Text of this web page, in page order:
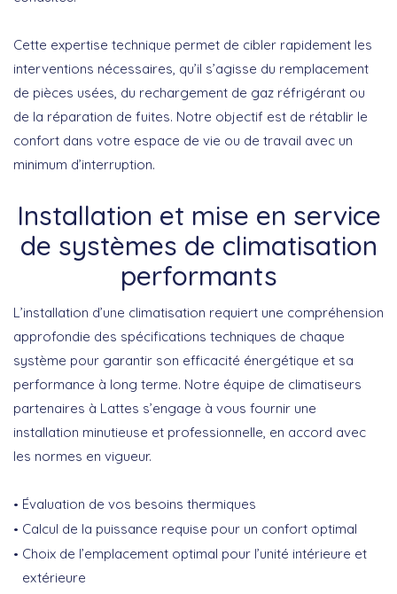
Cette expertise technique permet de cibler rapidement les
interventions nécessaires, qu’il s’agisse du remplacement
de pièces usées, du rechargement de gaz réfrigérant ou
de la réparation de fuites. Notre objectif est de rétablir le
confort dans votre espace de vie ou de travail avec un
minimum d’interruption.
Installation et mise en service
de systèmes de climatisation
performants
L’installation d’une climatisation requiert une compréhension
approfondie des spécifications techniques de chaque
système pour garantir son efficacité énergétique et sa
performance à long terme. Notre équipe de climatiseurs
partenaires à Lattes s’engage à vous fournir une
installation minutieuse et professionnelle, en accord avec
les normes en vigueur.
Évaluation de vos besoins thermiques
Calcul de la puissance requise pour un confort optimal
Choix de l’emplacement optimal pour l’unité intérieure et
extérieure